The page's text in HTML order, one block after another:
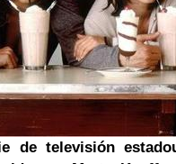
de televisión